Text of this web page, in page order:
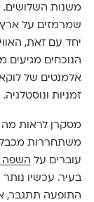
משנות השלושים.
שמרמזים על
יחד עם זאת,
הנוכחים מגיעים
אלמנטים של
זמניות ונוסטלגיה.
מסקרן לראות מה
משתחררות
עוברים על השפה
בעיר. עכשיו
התופעה תתגבר,